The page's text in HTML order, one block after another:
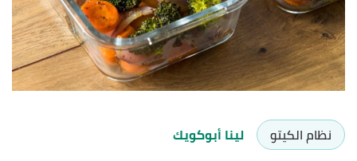
نظام الكيتو
لينا أبوكويك